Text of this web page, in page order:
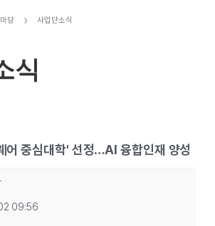
당 › 사업단소식
식
어 중심대학' 선정…AI 융합인재 양성
09:56